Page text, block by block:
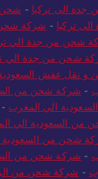
الى تركيا - شحن
تركيا - شركة شحن
شحن من جدة الي
شحن من جدة الي
و نقل عفش
- شركة شحن من
الي المغرب -
من السعودية الي
شحن من السعودية
- شركة شحن من
- شركة شحن من